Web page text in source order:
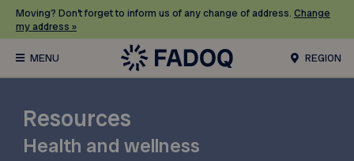
Moving? Don’t forget to inform us of any change of address. Change
my address »
REGION
Resources
Health and wellness